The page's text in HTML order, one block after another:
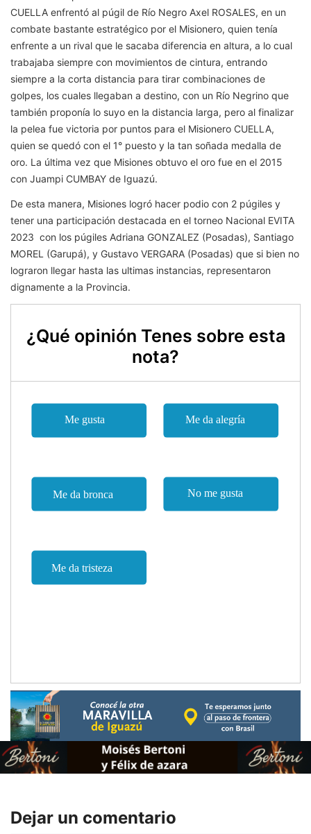
CUELLA enfrentó al púgil de Río Negro Axel ROSALES, en un
combate bastante estratégico por el Misionero, quien tenía
enfrente a un rival que le sacaba diferencia en altura, a lo cual
trabajaba siempre con movimientos de cintura, entrando
siempre a la corta distancia para tirar combinaciones de
golpes, los cuales llegaban a destino, con un Río Negrino que
también proponía lo suyo en la distancia larga, pero al finalizar
la pelea fue victoria por puntos para el Misionero CUELLA,
quien se quedó con el 1° puesto y la tan soñada medalla de
oro. La última vez que Misiones obtuvo el oro fue en el 2015
con Juampi CUMBAY de Iguazú.
De esta manera, Misiones logró hacer podio con 2 púgiles y
tener una participación destacada en el torneo Nacional EVITA
2023 con los púgiles Adriana GONZALEZ (Posadas), Santiago
MOREL (Garupá), y Gustavo VERGARA (Posadas) que si bien no
lograron llegar hasta las ultimas instancias, representaron
dignamente a la Provincia.
¿Qué opinión Tenes sobre esta
nota?
Dejar un comentario